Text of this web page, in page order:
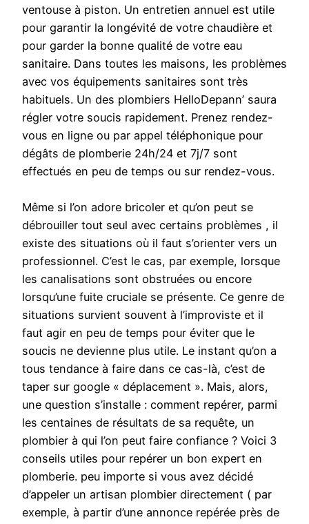
ventouse à piston. Un entretien annuel est utile
pour garantir la longévité de votre chaudière et
pour garder la bonne qualité de votre eau
sanitaire. Dans toutes les maisons, les problèmes
avec vos équipements sanitaires sont très
habituels. Un des plombiers HelloDepann’ saura
régler votre soucis rapidement. Prenez rendez-
vous en ligne ou par appel téléphonique pour
dégâts de plomberie 24h/24 et 7j/7 sont
effectués en peu de temps ou sur rendez-vous.
Même si l’on adore bricoler et qu’on peut se
débrouiller tout seul avec certains problèmes , il
existe des situations où il faut s’orienter vers un
professionnel. C’est le cas, par exemple, lorsque
les canalisations sont obstruées ou encore
lorsqu’une fuite cruciale se présente. Ce genre de
situations survient souvent à l’improviste et il
faut agir en peu de temps pour éviter que le
soucis ne devienne plus utile. Le instant qu’on a
tous tendance à faire dans ce cas-là, c’est de
taper sur google « déplacement ». Mais, alors,
une question s’installe : comment repérer, parmi
les centaines de résultats de sa requête, un
plombier à qui l’on peut faire confiance ? Voici 3
conseils utiles pour repérer un bon expert en
plomberie. peu importe si vous avez décidé
d’appeler un artisan plombier directement ( par
exemple, à partir d’une annonce repérée près de